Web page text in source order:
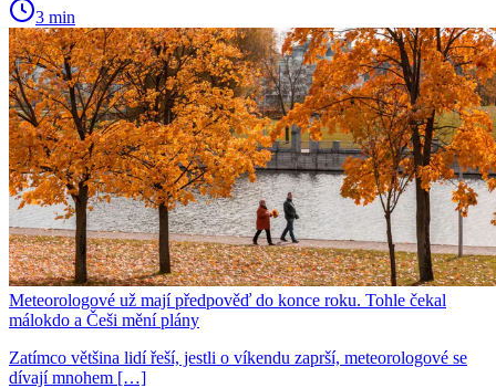
3 min
Meteorologové už mají předpověď do konce roku. Tohle čekal
málokdo a Češi mění plány
Zatímco většina lidí řeší, jestli o víkendu zaprší, meteorologové se
dívají mnohem […]